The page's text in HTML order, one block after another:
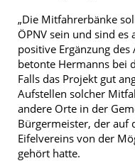
„Die Mitfahrerbänke
ÖPNV sein und sind es
positive Ergänzung
betonte Hermanns bei
Falls das Projekt gut
Aufstellen solcher
andere Orte in der
Bürgermeister, der auf
Eifelvereins von der
gehört hatte.